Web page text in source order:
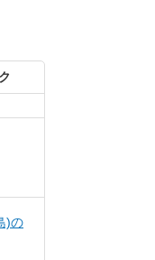
)の